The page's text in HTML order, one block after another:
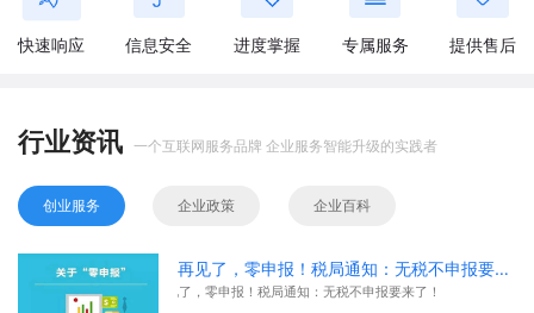
快速响应 信息安全 进度掌握 专属服务 提供售后
行业资讯 一个互联网服务品牌 企业服务智能升级的实践者
创业服务 企业政策 企业百科
再见了，零申报！税局通知：无税不申报要来了！
再见了，零申报！税局通知：无税不申报要来了！